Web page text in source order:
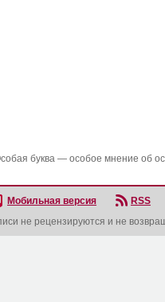
буква — особое мнение об
Мобильная версия
RSS
не рецензируются и не